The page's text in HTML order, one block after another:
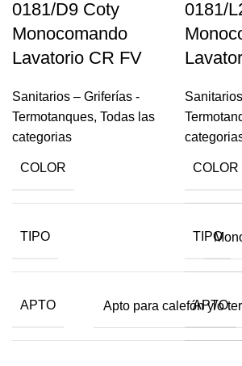
0181/D9 Coty
Monocomando
Lavatorio CR FV
Sanitarios – Griferías -
Termotanques, Todas las
categorias
COLOR
TIPO
APTO Apto para calefón y/o
0181/
COLOR
TIPO
APTO